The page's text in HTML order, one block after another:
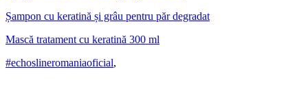
Șampon cu keratină și grâu pentru păr degradat
Mască tratament cu keratină 300 ml
#echoslineromaniaoficial,